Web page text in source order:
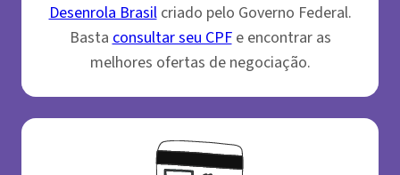
Desenrola Brasilcriado pelo Governo Federal.
Basta consultar seu CPFe encontrar as
melhores ofertas de negociação.